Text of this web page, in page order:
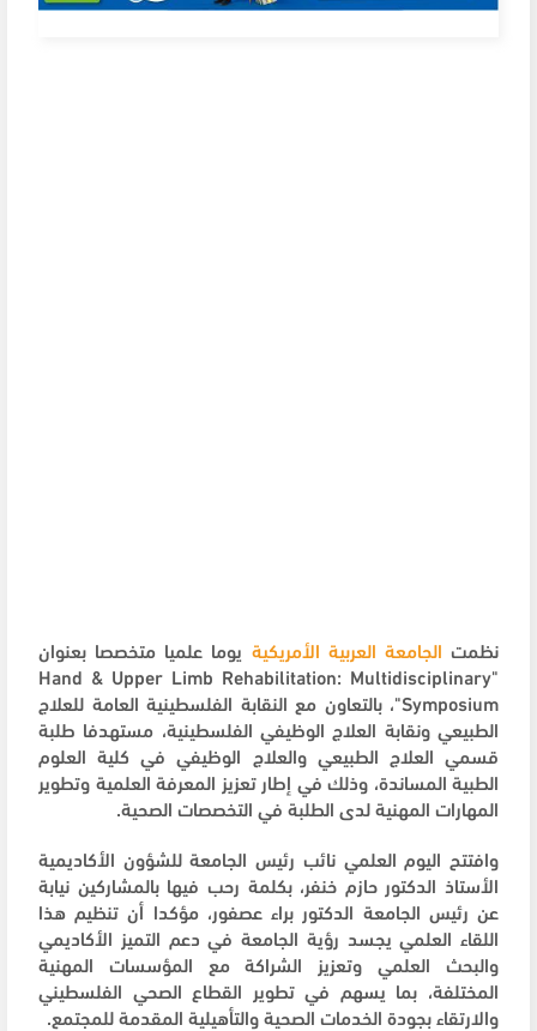
نظمت الجامعة العربية الأمريكية يوما علميا متخصصا بعنوان
"Hand & Upper Limb Rehabilitation: Multidisciplinary
Symposium"، بالتعاون مع النقابة الفلسطينية العامة للعلاج
الطبيعي ونقابة العلاج الوظيفي الفلسطينية، مستهدفا طلبة
قسمي العلاج الطبيعي والعلاج الوظيفي في كلية العلوم
الطبية المساندة، وذلك في إطار تعزيز المعرفة العلمية وتطوير
المهارات المهنية لدى الطلبة في التخصصات الصحية.
وافتتح اليوم العلمي نائب رئيس الجامعة للشؤون الأكاديمية
الأستاذ الدكتور حازم خنفر، بكلمة رحب فيها بالمشاركين نيابة
عن رئيس الجامعة الدكتور براء عصفور، مؤكدا أن تنظيم هذا
اللقاء العلمي يجسد رؤية الجامعة في دعم التميز الأكاديمي
والبحث العلمي وتعزيز الشراكة مع المؤسسات المهنية
المختلفة، بما يسهم في تطوير القطاع الصحي الفلسطيني
والارتقاء بجودة الخدمات الصحية والتأهيلية المقدمة للمجتمع.